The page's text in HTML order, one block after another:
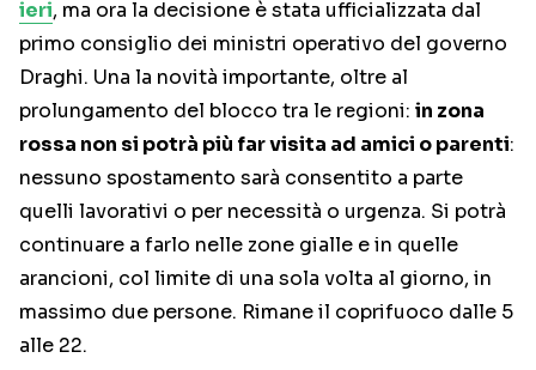
ieri, ma ora la decisione è stata ufficializzata dal
primo consiglio dei ministri operativo del governo
Draghi. Una la novità importante, oltre al
prolungamento del blocco tra le regioni: in zona
rossa non si potrà più far visita ad amici o parenti:
nessuno spostamento sarà consentito a parte
quelli lavorativi o per necessità o urgenza. Si potrà
continuare a farlo nelle zone gialle e in quelle
arancioni, col limite di una sola volta al giorno, in
massimo due persone. Rimane il coprifuoco dalle 5
alle 22.